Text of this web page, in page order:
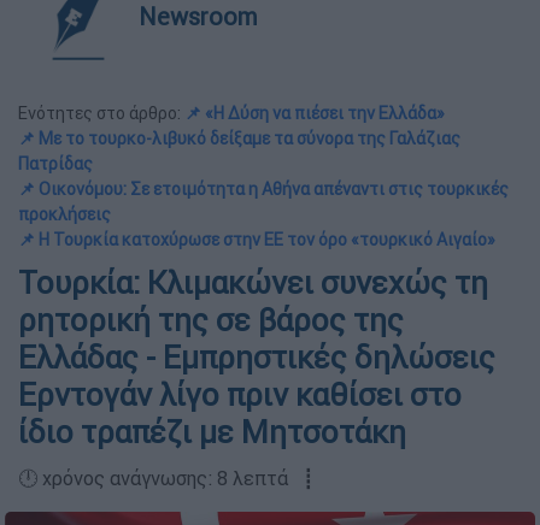
Newsroom
Ενότητες στο άρθρο: 📌 «Η Δύση να πιέσει την Ελλάδα»
📌 Με το τουρκο-λιβυκό δείξαμε τα σύνορα της Γαλάζιας
Πατρίδας
📌 Οικονόμου: Σε ετοιμότητα η Αθήνα απέναντι στις τουρκικές
προκλήσεις
📌 Η Τουρκία κατοχύρωσε στην ΕΕ τον όρο «τουρκικό Αιγαίο»
Τουρκία: Κλιμακώνει συνεχώς τη
ρητορική της σε βάρος της
Ελλάδας - Εμπρηστικές δηλώσεις
Ερντογάν λίγο πριν καθίσει στο
ίδιο τραπέζι με Μητσοτάκη
🕛 χρόνος ανάγνωσης: 8 λεπτά ┋